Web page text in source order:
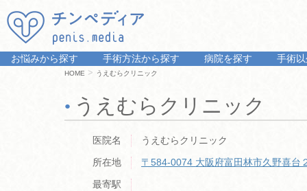
お悩みから探す 手術方法から探す 病院を探す 手術
HOME > うえむらクリニック
うえむらクリニック
医院名
うえむらクリニック
所在地
〒584-0074 大阪府富田林市久野喜台
最寄駅